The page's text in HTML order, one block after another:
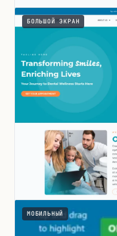
БОЛЬШОЙ ЭКРАН
МОБИЛЬНЫЙ